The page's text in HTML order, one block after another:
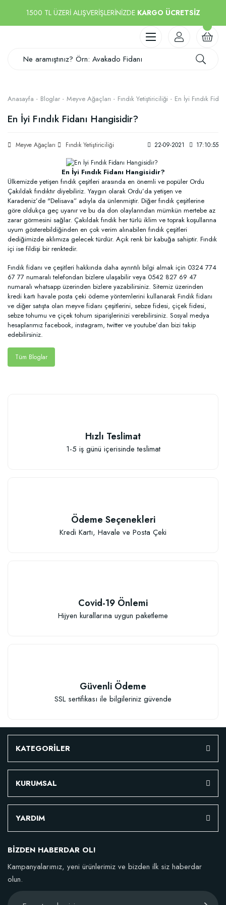
1500 TL ÜZERİ ALIŞVERİŞLERİNİZDE KARGO ÜCRETSİZ
Anasayfa Bloglar Meyve Ağaçları Fındık Yetiştiriciliği En İyi Fındık
En İyi Fındık Fidanı Hangisidir?
Meyve Ağaçları Fındık Yetiştiriciliği 22-09-2021 17:10:55
En İyi Fındık Fidanı Hangisidir?
Ülkemizde yetişen fındık çeşitleri arasında en önemli ve popüler Ordu
Çakıldak fındıktır diyebiliriz. Yaygın olarak Ordu’da yetişen ve
Karadeniz’de "Delisava” adıyla da ünlenmiştir. Diğer fındık çeşitlerine
göre oldukça geç uyanır ve bu da don olaylarından mümkün mertebe az
zarar görmesini sağlar. Çakıldak fındık her türlü iklim ve toprak koşullarına
uyum gösterebildiğinden en çok verim alınabilen fındık çeşitleri
dediğimizde aklımıza gelecek türdür. Açık renk bir kabuğa sahiptir. Fındık
içi ise fildişi bir renktedir.
Fındık fidanı ve çeşitleri hakkında daha ayrıntılı bilgi almak için 0324 774
67 77 numaralı telefondan bizlere ulaşabilir veya 0542 827 69 47
numaralı whatsapp üzerinden bizlere yazabilirsiniz. Sitemiz üzerinden
kredi kartı havale posta çeki ödeme yöntemlerini kullanarak Fındık fidanı
ve diğer satışta olan meyve fidanı çeşitlerini, sebze fidesi, çiçek fidesi,
sebze tohumu ve çiçek tohum siparişlerinizi verebilirsiniz. Sosyal medya
hesaplarımız facebook, instagram, twitter ve youtube’dan bizi takip
edebilirsiniz.
Tüm Bloglar
Hızlı Teslimat
1-5 iş günü içerisinde teslimat
Ödeme Seçenekleri
Kredi Kartı, Havale ve Posta Çeki
Covid-19 Önlemi
Hijyen kurallarına uygun paketleme
Güvenli Ödeme
SSL sertifikası ile bilgileriniz güvende
KATEGORİLER
KURUMSAL
YARDIM
BİZDEN HABERDAR OL!
Kampanyalarımız, yeni ürünlerimiz ve bizden ilk siz haberdar
olun.